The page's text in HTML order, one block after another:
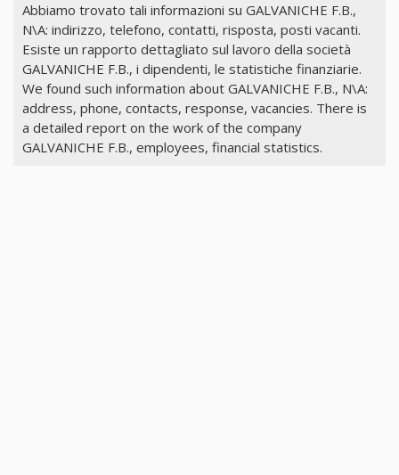
Abbiamo trovato tali informazioni su GALVANICHE F.B.,
N\A: indirizzo, telefono, contatti, risposta, posti vacanti.
Esiste un rapporto dettagliato sul lavoro della società
GALVANICHE F.B., i dipendenti, le statistiche finanziarie.
We found such information about GALVANICHE F.B., N\A:
address, phone, contacts, response, vacancies. There is
a detailed report on the work of the company
GALVANICHE F.B., employees, financial statistics.